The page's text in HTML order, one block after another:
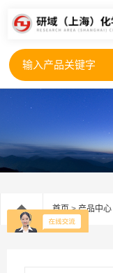
首页>产品中心